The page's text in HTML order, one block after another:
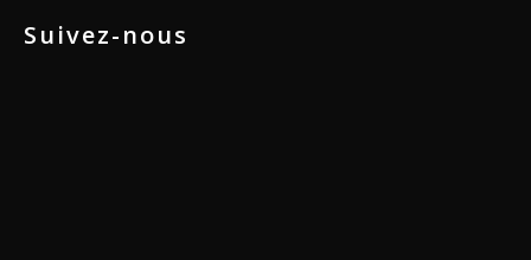
Suivez-nous